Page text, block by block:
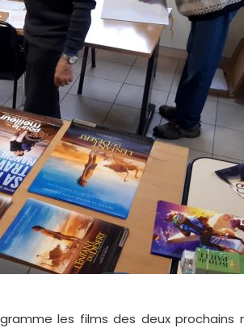
les films des deux prochains